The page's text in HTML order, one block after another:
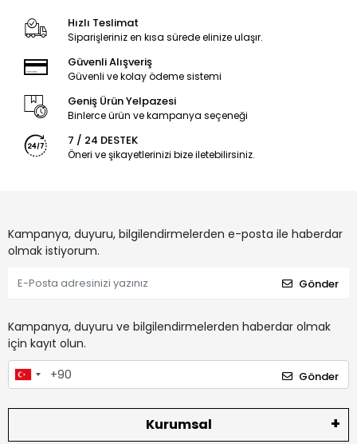
Hızlı Teslimat
Siparişleriniz en kısa sürede elinize ulaşır.
Güvenli Alışveriş
Güvenli ve kolay ödeme sistemi
Geniş Ürün Yelpazesi
Binlerce ürün ve kampanya seçeneği
7 / 24 DESTEK
Öneri ve şikayetlerinizi bize iletebilirsiniz.
Kampanya, duyuru, bilgilendirmelerden e-posta ile haberdar
olmak istiyorum.
Gönder
Kampanya, duyuru ve bilgilendirmelerden haberdar olmak
için kayıt olun.
Gönder
Kurumsal